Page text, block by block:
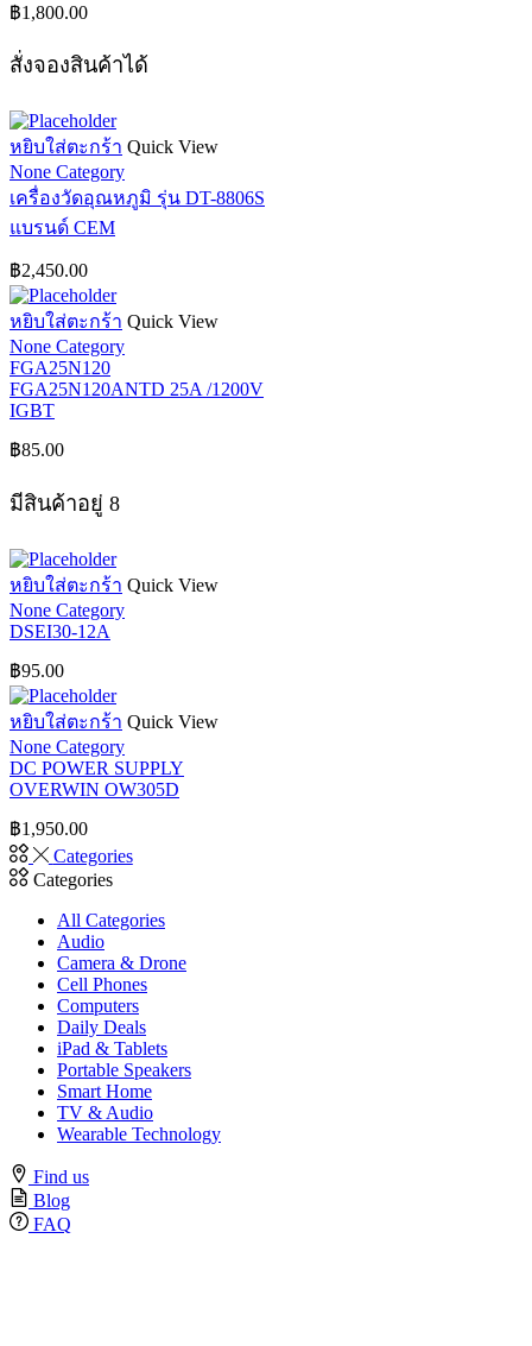
฿1,800.00
สั่งจองสินค้าได้
หยิบใส่ตะกร้า Quick View
None Category
เครื่องวัดอุณหภูมิ รุ่น DT-8806S
แบรนด์ CEM
฿2,450.00
หยิบใส่ตะกร้า Quick View
None Category
FGA25N120
FGA25N120ANTD 25A /1200V
IGBT
฿85.00
มีสินค้าอยู่ 8
หยิบใส่ตะกร้า Quick View
None Category
DSEI30-12A
฿95.00
หยิบใส่ตะกร้า Quick View
None Category
DC POWER SUPPLY
OVERWIN OW305D
฿1,950.00
Categories
Categories
All Categories
Audio
Camera & Drone
Cell Phones
Computers
Daily Deals
iPad & Tablets
Portable Speakers
Smart Home
TV & Audio
Wearable Technology
Find us
Blog
FAQ